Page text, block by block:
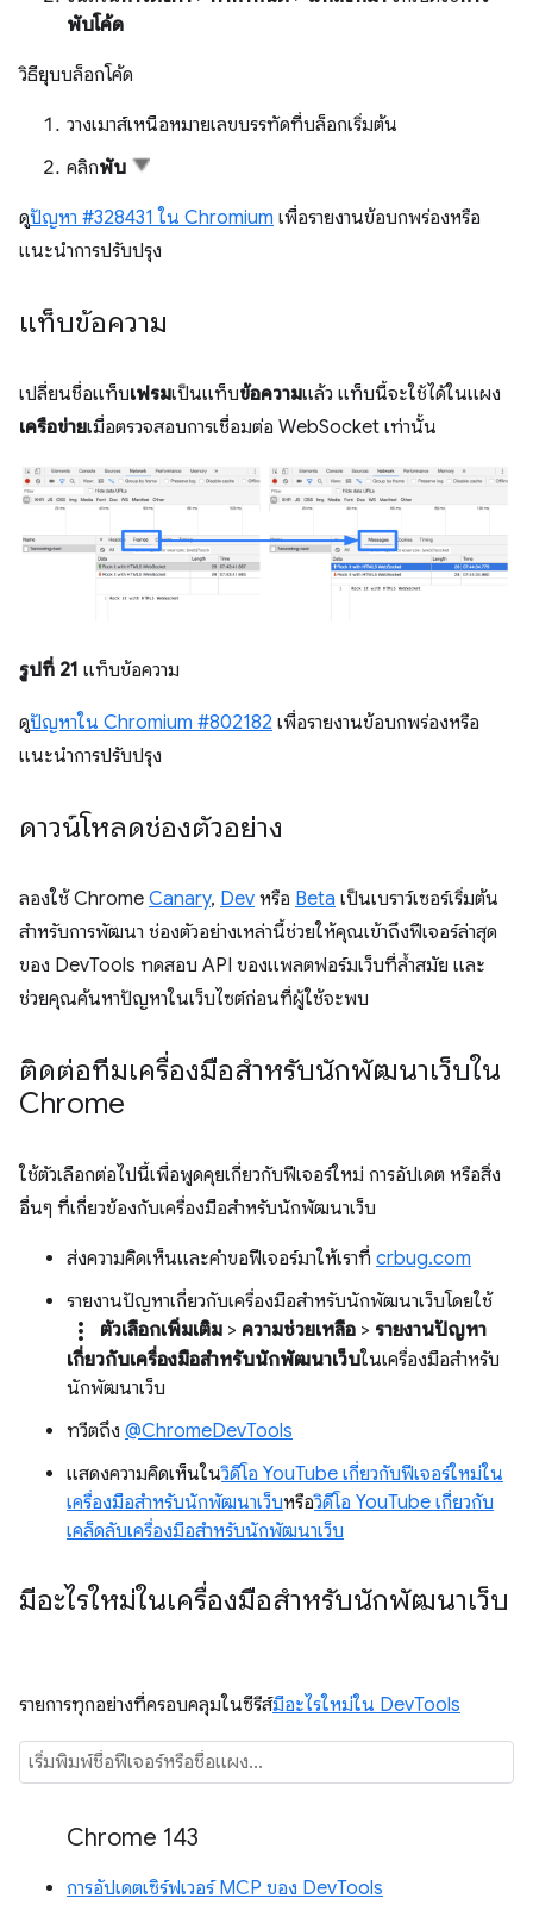
พับโค้ด
วิธียุบบล็อกโค้ด
วางเมาส์เหนือหมายเลขบรรทัดที่บล็อกเริ่มต้น
คลิกพับ
ดูปัญหา #328431 ใน Chromium เพื่อรายงานข้อบกพร่องหรือ
แนะนำการปรับปรุง
แท็บข้อความ
เปลี่ยนชื่อแท็บเฟรมเป็นแท็บข้อความแล้ว แท็บนี้จะใช้ได้ในแผง
เครือข่ายเมื่อตรวจสอบการเชื่อมต่อ WebSocket เท่านั้น
รูปที่ 21 แท็บข้อความ
ดูปัญหาใน Chromium #802182 เพื่อรายงานข้อบกพร่องหรือ
แนะนำการปรับปรุง
ดาวน์โหลดช่องตัวอย่าง
ลองใช้ Chrome Canary, Dev หรือ Beta เป็นเบราว์เซอร์เริ่มต้น
สำหรับการพัฒนา ช่องตัวอย่างเหล่านี้ช่วยให้คุณเข้าถึงฟีเจอร์ล่าสุด
ของ DevTools ทดสอบ API ของแพลตฟอร์มเว็บที่ล้ำสมัย และ
ช่วยคุณค้นหาปัญหาในเว็บไซต์ก่อนที่ผู้ใช้จะพบ
ติดต่อทีมเครื่องมือสำหรับนักพัฒนาเว็บใน
Chrome
ใช้ตัวเลือกต่อไปนี้เพื่อพูดคุยเกี่ยวกับฟีเจอร์ใหม่ การอัปเดต หรือสิ่ง
อื่นๆ ที่เกี่ยวข้องกับเครื่องมือสำหรับนักพัฒนาเว็บ
ส่งความคิดเห็นและคำขอฟีเจอร์มาให้เราที่ crbug.com
รายงานปัญหาเกี่ยวกับเครื่องมือสำหรับนักพัฒนาเว็บโดยใช้
more_vert ตัวเลือกเพิ่มเติม > ความช่วยเหลือ > รายงานปัญหา
เกี่ยวกับเครื่องมือสำหรับนักพัฒนาเว็บในเครื่องมือสำหรับ
นักพัฒนาเว็บ
ทวีตถึง @ChromeDevTools
แสดงความคิดเห็นในวิดีโอ YouTube เกี่ยวกับฟีเจอร์ใหม่ใน
เครื่องมือสำหรับนักพัฒนาเว็บหรือวิดีโอ YouTube เกี่ยวกับ
เคล็ดลับเครื่องมือสำหรับนักพัฒนาเว็บ
มีอะไรใหม่ในเครื่องมือสำหรับนักพัฒนาเว็บ
รายการทุกอย่างที่ครอบคลุมในซีรีส์มีอะไรใหม่ใน DevTools
Chrome 143
การอัปเดตเซิร์ฟเวอร์ MCP ของ DevTools